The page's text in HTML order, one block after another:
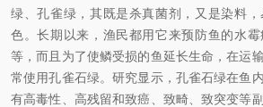
绿、孔雀绿，其既是杀真菌剂，又是染料
色。长期以来，渔民都用它来预防鱼的水
等，而且为了使鳞受损的鱼延长生命，在运
常使用孔雀石绿。研究显示，孔雀石绿在鱼
有高毒性、高残留和致癌、致畸、致突变等